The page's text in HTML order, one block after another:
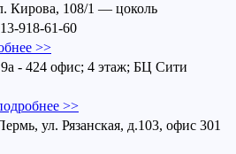
Кирова, 108/1 — цоколь
918-61-60
>>
- 424 офис; 4 этаж; БЦ Сити
>>
ул. Рязанская, д.103, офис 301